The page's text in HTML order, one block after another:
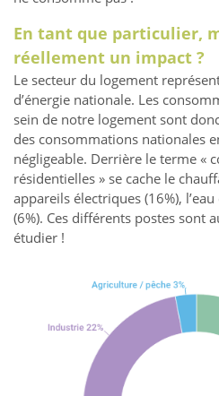
En tant que particulier,
réellement un impact ?
Le secteur du logement
d’énergie nationale. Les
sein de notre logement sont
des consommations nationales
négligeable. Derrière le terme «
résidentielles » se cache le
appareils électriques (16%),
(6%). Ces différents postes sont
étudier !